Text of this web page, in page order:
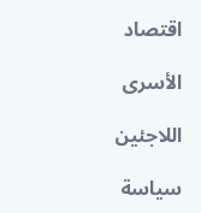
اقتصاد
الأسرى
اللاجئين
سياسة